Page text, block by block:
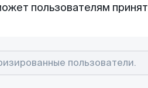
пользователям